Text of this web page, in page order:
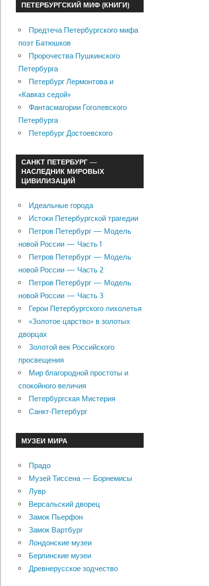
ПЕТЕРБУРГСКИЙ МИФ (КНИГИ)
Предтеча Петербургского мифа
поэт Батюшков
Пророчества Пушкинского
Петербурга
Петербург Лермонтова и
«Кавказ седой»
Фантасмагории Гоголевского
Петербурга
Петербург Достоевского
САНКТ ПЕТЕРБУРГ —
НАСЛЕДНИК МИРОВЫХ
ЦИВИЛИЗАЦИЙ
Идеальные города
Истоки Петербургской трагедии
Петров Петербург — Модель
новой России — Часть 1
Петров Петербург — Модель
новой России — Часть 2
Петров Петербург — Модель
новой России — Часть 3
Герои Петербургского лихолетья
«Золотое царство» в золотых
дворцах
Золотой век Российского
просвещения
Мир благородной простоты и
спокойного величия
Петербургская Мистерия
Санкт-Петербург
МУЗЕИ МИРА
Прадо
Музей Тиссена — Борнемисы
Лувр
Версальский дворец
Замок Пьерфон
Замок Вартбург
Лондонские музеи
Берлинские музеи
Древнерусское зодчество